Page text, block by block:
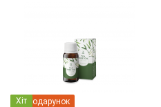
Подарунок
Хіт